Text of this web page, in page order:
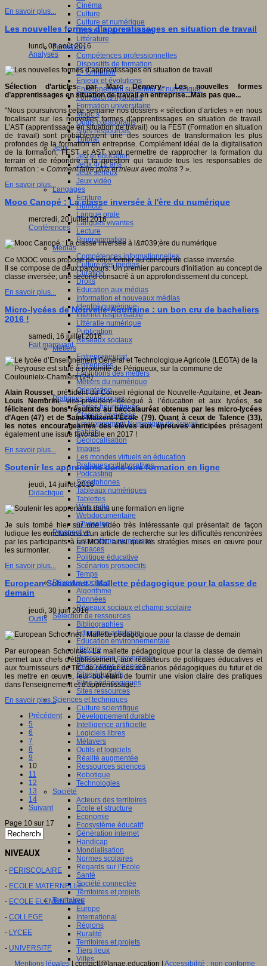
Cinéma
Culture
Culture et numérique
Dispositifs de médiation
Littérature
Formation
Compétences professionnelles
Dispositifs de formation
E- formation
Enjeux et évolutions
Enseignement supérieur et numérique
Formations hybrides
Formation universitaire
Mooc’s
Outils collaboratifs
Sites ressources
Tutorat
Jeux
Jeu et éducation
Jeux 4/12 ans
Jeux sérieux
Jeux vidéo
Langages
Ecriture
Humour
Langue orale
Langues vivantes
Lecture
Programmation
Médias
Compétences informationnelles
Culture des médias
Curation
Droits
Education aux médias
Information et nouveaux médias
Identité numérique
Internet responsable
Littératie numérique
Publication
Réseaux sociaux
Métiers
Entrepreneuriat
Entreprises
Evolutions des métiers
Métiers du numérique
Orientation
Pratiques numériques
Cartes heuristiques
Classes inversées
Environnement Numérique de Travail
Fablab
Géolocalisation
Images
Les mondes virtuels en éducation
Pratiques collaboratives
Podcasting
Smartphones
Tableaux numériques
Tablettes
Web radio
Webdocumentaire
eTwinning
Prospective
Ecosystème numérique
Espaces
Politique éducative
Scénarios prospectifs
Temps
Réseaux sociaux
Algorithme
Données
Réseaux sociaux et champ scolaire
Sélection de ressources
Bibliographies
Education artistique
Education environnementale
Histoire
Ressources citoyenneté
Ressources sciences
Sites éducatifs
Sites pédagogiques
Sites ressources
Sciences et techniques
Culture scientifique
Développement durable
Intelligence artificielle
Logiciels libres
Métavers
Outils et logiciels
Réalité augmentée
Ressources sciences
Robotique
Technologies
Société
Acteurs des territoires
Ecole et structure
Economie
Ecosystème éducatif
Génération internet
Handicap
Mondialisation
Normes scolaires
Regards sur l’Ecole
Santé
Société connectée
Territoires et projets
Territoires
Europe
International
Régions
Ruralité
Territoires et projets
Tiers lieux
Villes
En savoir plus...
Les nouvelles formes d’apprentissages en situation de travail
lundi, 08 août 2016
Analyses
Sélection d’articlespar Marc Dennery– Les nouvelles formes
d’apprentissages en situation de travail en entreprise...Mais pas que...
"Nous poursuivons cette semaine nos dossiers « sélection d’articles » en nous
focalisant sur les nouvelles formes d’apprentissages en situation de travail.
L’AST (apprentissage en situation de travail) ou la FEST (Formation en situation
de travail) sont probablement une des sources de transformation les plus
profondes de la formation en entreprise. Complément idéal de la digitalisation
de la formation, FEST et AST vont permettre de rapprocher la formation du
terrain et de répondre à la question qui taraude tous les responsables de
formation : « Comment faire plus et mieux avec moins ? ».
En savoir plus...
Mooc Canopé : La classe inversée à l'ère du numérique
mercredi, 20 juillet 2016
Conférences
Ce MOOC vous propose de vous former au concept de classe inversée.
Il se compose de deux parcours: Un premier parcours d'initiation au concept de
classe inversée; une second consacré à un approfondissement du concept.
En savoir plus...
Micro-lycées de Nouvelle-Aquitaine : un bon cru de bacheliers
2016 !
samedi, 16 juillet 2016
Fait marquant
Alain Rousset, président du Conseil régional de Nouvelle-Aquitaine,et Jean-
Louis Nembrini, vice-président délégué à l’éducation et aux lycées,se
félicitent des bons résultats au baccalauréat obtenus par les micro-lycées
d’Agen (47) et de Saint-Maixent-l’École (79).Quant à ceux de Talence (33),
es notes encourageantes des élèves aux épreuves anticipées présagent
également une issue favorable en 2017 !
En savoir plus...
Soutenir les apprenants dans une formation en ligne
jeudi, 14 juillet 2016
Didactique
Je suis tombé hier sur une vidéo très intéressante qui présentait de façon
ludique les conclusions d’un article de recherche sur les difficultés rencontrées
par les participants à un MOOC ainsi que les stratégies mises en œuvre pour
les surmonter.
En savoir plus...
European Schoolnet : Mallette pédagogique pour la classe de
demain
jeudi, 30 juin 2016
Outils
Par european Schoolnet : La mallette pédagogique pour la classe de demain
permet aux chefs d'établissement, aux rédacteurs de politiques éducatives et
aux fournisseurs de TIC de rédiger des scénarios pédagogiques du futur et de
les mettre en œuvre, leur but étant de fournir une vision claire des pratiques
dans l'enseignement et d'apprentissage.
En savoir plus...
Précédent
5
6
7
8
9
10
11
12
13
14
Suivant
Page 10 sur 17
NIVEAUX
- PERISCOLAIRE
- ECOLE MATERNELLE
- ECOLE ELEMENTAIRE
- COLLEGE
- LYCEE
- UNIVERSITE
Mentions légales| contact[@]anae.education | Accessibilité : non conforme